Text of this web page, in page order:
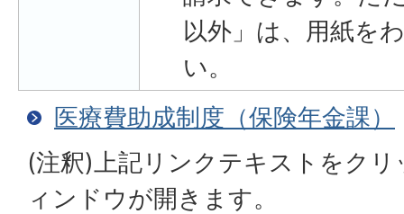
以外」は、用紙を
い。
医療費助成制度（保険年金課）
(注釈)上記リンクテキストをク
ィンドウが開きます。